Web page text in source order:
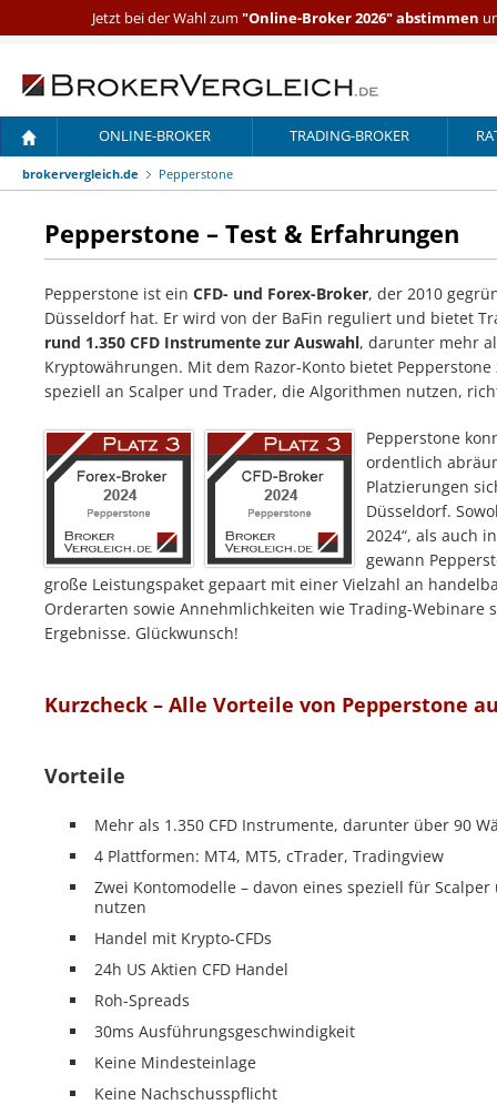
ONLINE-BROKER TRADING-BROKER
brokervergleich.de Pepperstone
Pepperstone – Test & Erfahrungen
Pepperstone ist ein CFD- und Forex-Broker, der 2010
Düsseldorf hat. Er wird von der BaFin reguliert und bietet
rund 1.350 CFD Instrumente zur Auswahl, darunter mehr
Kryptowährungen. Mit dem Razor-Konto bietet
speziell an Scalper und Trader, die Algorithmen nutzen,
Pepperstone
ordentlich
Platzierungen
Düsseldorf.
2024“, als auch
gewann
große Leistungspaket gepaart mit einer Vielzahl an
Orderarten sowie Annehmlichkeiten wie Trading-Webinare
Ergebnisse. Glückwunsch!
Kurzcheck – Alle Vorteile von Pepperstone
Vorteile
Mehr als 1.350 CFD Instrumente, darunter über 90
4 Plattformen: MT4, MT5, cTrader, Tradingview
Zwei Kontomodelle – davon eines speziell für
nutzen
Handel mit Krypto-CFDs
24h US Aktien CFD Handel
Roh-Spreads
30ms Ausführungsgeschwindigkeit
Keine Mindesteinlage
Keine Nachschusspflicht
Jetzt bei der Wahl zum "Online-Broker 2026" abstimmen